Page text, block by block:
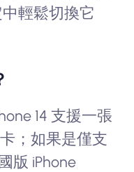
輕鬆切換它
14 支援一張
；如果是僅支
版 iPhone